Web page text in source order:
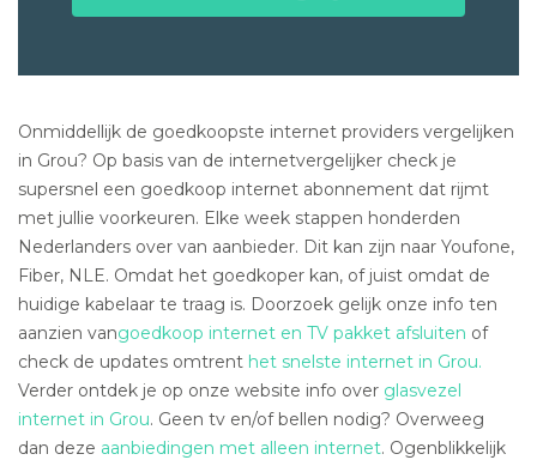
Onmiddellijk de goedkoopste internet providers vergelijken
in Grou? Op basis van de internetvergelijker check je
supersnel een goedkoop internet abonnement dat rijmt
met jullie voorkeuren. Elke week stappen honderden
Nederlanders over van aanbieder. Dit kan zijn naar Youfone,
Fiber, NLE. Omdat het goedkoper kan, of juist omdat de
huidige kabelaar te traag is. Doorzoek gelijk onze info ten
aanzien vangoedkoop internet en TV pakket afsluiten of
check de updates omtrent het snelste internet in Grou.
Verder ontdek je op onze website info over glasvezel
internet in Grou. Geen tv en/of bellen nodig? Overweeg
dan deze aanbiedingen met alleen internet. Ogenblikkelijk